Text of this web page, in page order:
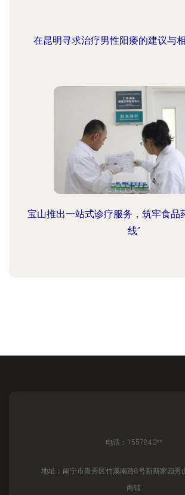
在昆明寻求治疗男性阳痿的建议与
宝山推出一站式诊疗服务，筑牢食品
线”
电话：1557840**
地址：南宁市青秀区竹溪南路8号新新家园秀
商铺